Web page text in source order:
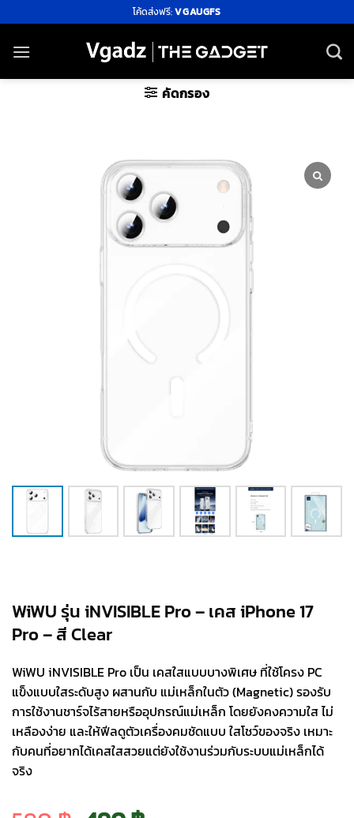
ไป
ยัง
โค้ดส่งฟรี:VGAUGFS
คัดกรอง
WiWU รุ่น iNVISIBLE Pro – เคส iPhone 17
Pro – สี Clear
WiWU iNVISIBLE Pro เป็น เคสใสแบบบางพิเศษ ที่ใช้โครง PC
แข็งแบบใสระดับสูง ผสานกับ แม่เหล็กในตัว (Magnetic) รองรับ
การใช้งานชาร์จไร้สายหรืออุปกรณ์แม่เหล็ก โดยยังคงความใส ไม่
เหลืองง่าย และให้ฟีลดูตัวเครื่องคมชัดแบบ ใสโชว์ของจริง เหมาะ
กับคนที่อยากได้เคสใสสวยแต่ยังใช้งานร่วมกับระบบแม่เหล็กได้
จริง